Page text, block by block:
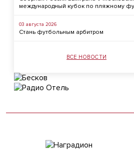
международный кубок по пляжному
03 августа 2026
Стань футбольным арбитром
ВСЕ НОВОСТИ